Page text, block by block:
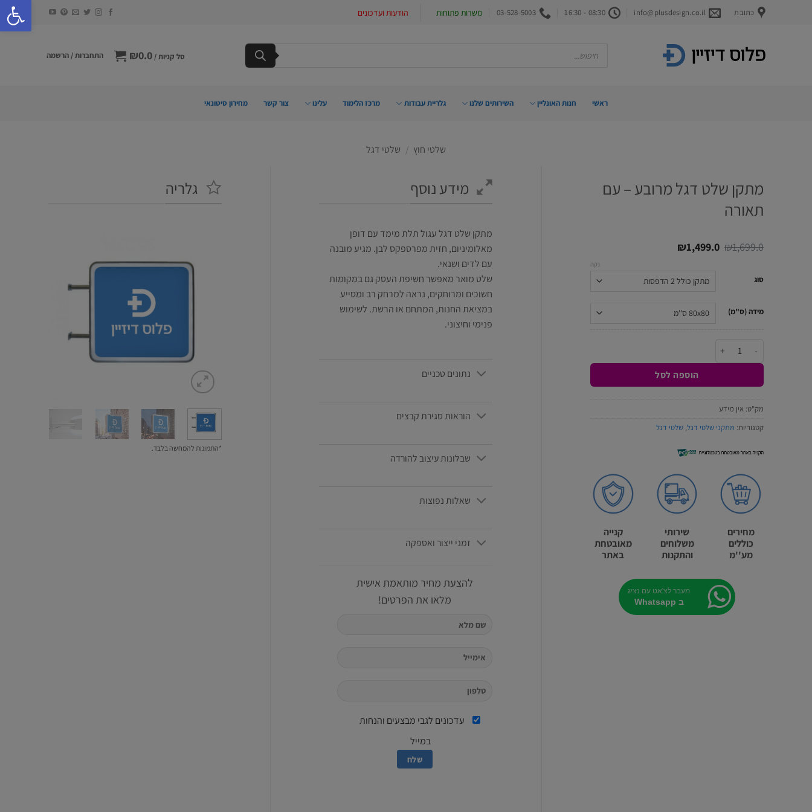
פתח כתובת info@plusdesign.co.il
08:30 - 16:30
03-528-5003 משרות פתוחות הודעות ועדכונים
search
סל קניות / ₪0.0 התחברות / הרשמה
ראשי חנות האונליין השירותים שלנו גלריית עבודות מרכז הלימוד עלינו צור קשר מחירון סיטונאי
שלטי חוץ / שלטי דגל
מתקן שלט דגל מרובע – עם
תאורה
₪1,699.0 המחיר
המקורי
₪1,499.0
סוג
מידה (ס"מ)
נקה
הוספה לסל
מק"ט: אין מידע
קטגוריות: מתקני שלטי דגל, שלטי דגל
מחירים
כוללים
מע''מ
שירותי
משלוחים
והתקנות
קנייה
מאובטחת
באתר
מעבר לצ'אט עם נציג
ב Whatsapp
מידע נוסף
מתקן שלט דגל עגול תלת מימד עם דופן
מאלומיניום, חזית מפרספקס לבן. מגיע מובנה
עם לדים ושנאי.
שלט מואר מאפשר חשיפת העסק גם במקומות
חשוכים ומרוחקים, נראה למרחק רב ומסייע
במציאת החנות, המתחם או הרשת. לשימוש
פנימי וחיצוני.
נתונים טכניים
הוראות סגירת קבצים
שבלונות עיצוב להורדה
שאלות נפוצות
זמני ייצור ואספקה
להצעת מחיר מותאמת אישית
מלאו את הפרטים!
עדכונים לגבי מבצעים והנחות
במייל
גלריה
*התמונות להמחשה בלבד.